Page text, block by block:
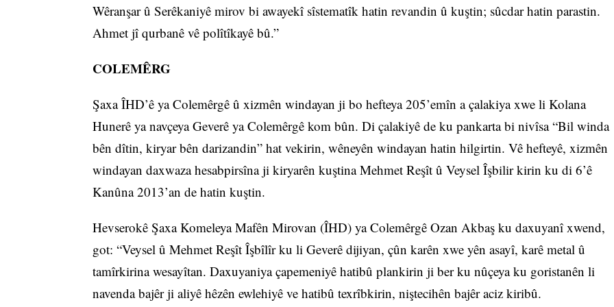
Wêranşar û Serêkaniyê mirov bi awayekî sîstematîk hatin revandin û kuştin; sûcdar hatin parastin.
Ahmet jî qurbanê vê polîtîkayê bû.”
COLEMÊRG
Şaxa ÎHD’ê ya Colemêrgê û xizmên windayan ji bo hefteya 205’emîn a çalakiya xwe li Kolana
Hunerê ya navçeya Geverê ya Colemêrgê kom bûn. Di çalakiyê de ku pankarta bi nivîsa “Bil winda
bên dîtin, kiryar bên darizandin” hat vekirin, wêneyên windayan hatin hilgirtin. Vê hefteyê, xizmên
windayan daxwaza hesabpirsîna ji kiryarên kuştina Mehmet Reşît û Veysel Îşbilir kirin ku di 6’ê
Kanûna 2013’an de hatin kuştin.
Hevserokê Şaxa Komeleya Mafên Mirovan (ÎHD) ya Colemêrgê Ozan Akbaş ku daxuyanî xwend,
got: “Veysel û Mehmet Reşît Îşbîlîr ku li Geverê dijiyan, çûn karên xwe yên asayî, karê metal û
tamîrkirina wesayîtan. Daxuyaniya çapemeniyê hatibû plankirin ji ber ku nûçeya ku goristanên li
navenda bajêr ji aliyê hêzên ewlehiyê ve hatibû texrîbkirin, niştecihên bajêr aciz kiribû.